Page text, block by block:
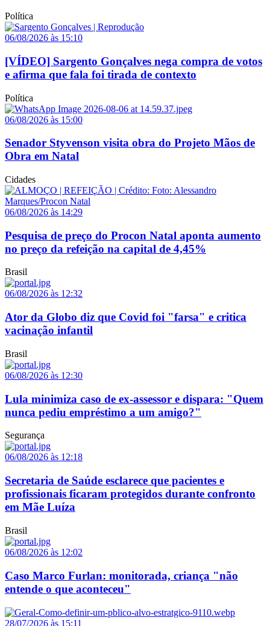
Política
06/08/2026 às 15:10
[VÍDEO] Sargento Gonçalves nega compra de votos
e afirma que fala foi tirada de contexto
Política
06/08/2026 às 15:00
Senador Styvenson visita obra do Projeto Mãos de
Obra em Natal
Cidades
06/08/2026 às 14:29
Pesquisa de preço do Procon Natal aponta aumento
no preço da refeição na capital de 4,45%
Brasil
06/08/2026 às 12:32
Ator da Globo diz que Covid foi "farsa" e critica
vacinação infantil
Brasil
06/08/2026 às 12:30
Lula minimiza caso de ex-assessor e dispara: "Quem
nunca pediu empréstimo a um amigo?"
Segurança
06/08/2026 às 12:18
Secretaria de Saúde esclarece que pacientes e
profissionais ficaram protegidos durante confronto
em Mãe Luíza
Brasil
06/08/2026 às 12:02
Caso Marco Furlan: monitorada, criança "não
entende o que aconteceu"
28/07/2026 às 15:11